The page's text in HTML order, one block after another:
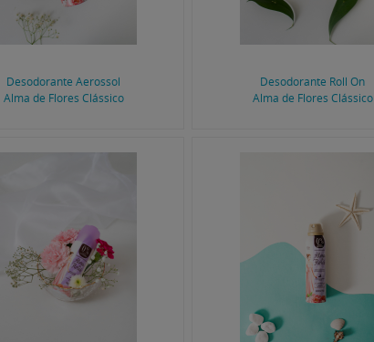
Desodorante Aerossol
Alma de Flores Clássico
Desodorante Roll On
Alma de Flores Clássico